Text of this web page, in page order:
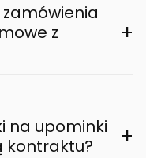
z
+
na upominki
kontraktu?
+